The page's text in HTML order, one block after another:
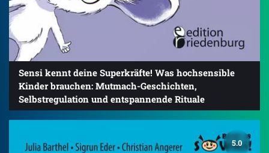
Sensi kennt deine Superkräfte! Was hochsensible
Kinder brauchen: Mutmach-Geschichten,
Selbstregulation und entspannende Rituale
5.0